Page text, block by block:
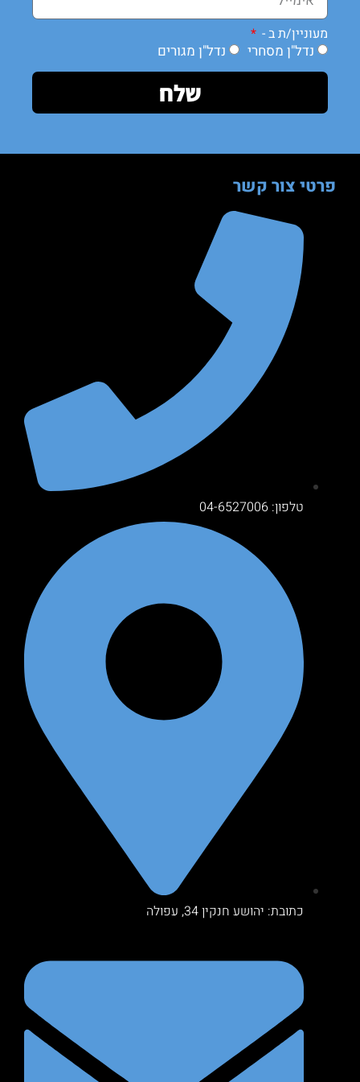
מעוניין/ת ב -
נדל"ן מסחרי נדל"ן מגורים
שלח
פרטי צור קשר
טלפון: 04-6527006
כתובת: יהושע חנקין 34, עפולה